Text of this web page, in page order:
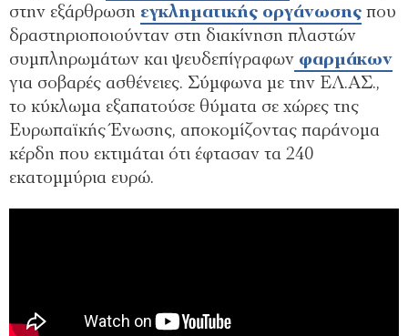
στην εξάρθρωση εγκληματικής οργάνωσης που
δραστηριοποιούνταν στη διακίνηση πλαστών
συμπληρωμάτων και ψευδεπίγραφων φαρμάκων
για σοβαρές ασθένειες. Σύμφωνα με την ΕΛ.ΑΣ.,
το κύκλωμα εξαπατούσε θύματα σε χώρες της
Ευρωπαϊκής Ένωσης, αποκομίζοντας παράνομα
κέρδη που εκτιμάται ότι έφτασαν τα 240
εκατομμύρια ευρώ.